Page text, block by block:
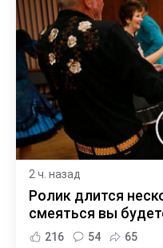
2 ч. назад
Ролик длится
смеяться вы
216 54 65